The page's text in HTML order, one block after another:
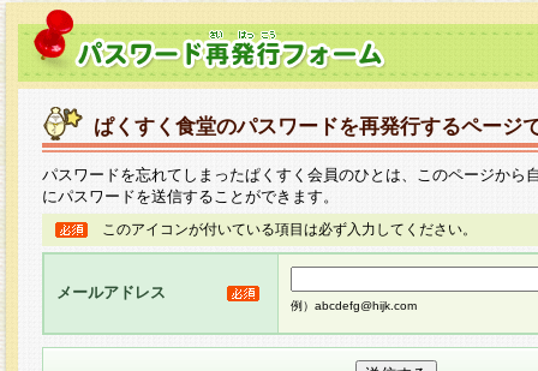
ぱくすく食堂のパスワードを再発行するページ
パスワードを忘れてしまったぱくすく会員のひとは、このページから
にパスワードを送信することができます。
このアイコンが付いている項目は必ず入力してください。
メールアドレス
例）abcdefg@hijk.com